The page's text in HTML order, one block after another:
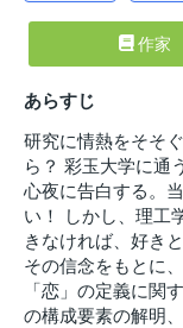
作家
あらすじ
研究に情熱をそそ
ら？ 彩玉大学に通
心夜に告白する。
い！ しかし、理工
きなければ、好き
その信念をもとに
「恋」の定義に関
の構成要素の解明